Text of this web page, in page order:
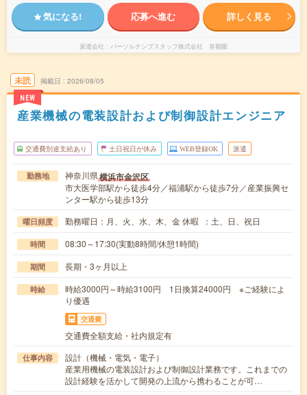
気になる! 応募へ進む 詳しく見る
派遣会社 パーソルテンプスタッフ株式会社 首都圏
未読
NEW
掲載日 2026/08/05
産業機械の電装設計および制御設計エンジニア
交通費別途支給あり 土日祝日が休み WEB登録OK 派遣
勤務地 神奈川県横浜市金沢区
市大医学部駅から徒歩4分／福浦駅から徒歩7分／産業振興セ
ンター駅から徒歩13分
曜日頻度 勤務曜日：月、火、水、木、金 休暇 ：土、日、祝日
時間 08:30～17:30(実動8時間/休憩1時間)
期間 長期・3ヶ月以上
時給
時給3000円～時給3100円 1日換算24000円 ※ご経験によ
り優遇
交通費
交通費全額支給・社内規定有
仕事内容
設計（機械・電気・電子）
産業用機械の電装設計および制御設計業務です。これまでの
設計経験を活かして開発の上流から携わることが可…